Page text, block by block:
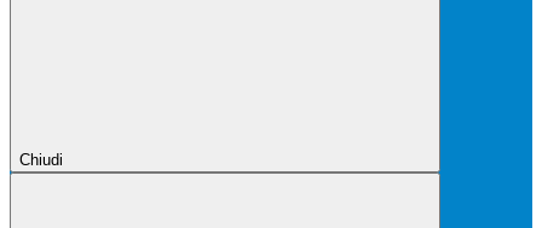
Chiudi